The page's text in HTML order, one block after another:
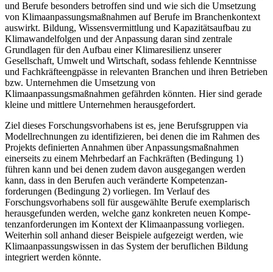
und Berufe besonders betroffen sind und wie sich die Umsetzung
von Klimaanpassungsmaßnahmen auf Berufe im Branchenkontext
auswirkt. Bildung, Wissensvermittlung und Kapazitätsaufbau zu
Klimawan­delfolgen und der Anpassung daran sind zentrale
Grundlagen für den Aufbau einer Klimaresi­lienz unserer
Gesellschaft, Umwelt und Wirtschaft, sodass fehlende Kenntnisse
und Fachkräf­teengpässe in relevanten Branchen und ihren Betrieben
bzw. Unternehmen die Umsetzung von
Klimaanpassungsmaßnahmen gefährden könnten. Hier sind gerade
kleine und mittlere Unter­nehmen herausgefordert.
Ziel dieses Forschungsvorhabens ist es, jene Berufsgruppen via
Modellrechnungen zu identifi­zieren, bei denen die im Rahmen des
Projekts definierten Annahmen über Anpassungsmaßnah­men
einerseits zu einem Mehrbedarf an Fachkräften (Bedingung 1)
führen kann und bei denen zudem davon ausgegangen werden
kann, dass in den Berufen auch veränderte Kompetenzan­
forderungen (Bedingung 2) vorliegen. Im Verlauf des
Forschungsvorhabens soll für ausge­wählte Berufe exemplarisch
herausgefunden werden, welche ganz konkreten neuen Kompe­
tenzanforderungen im Kontext der Klimaanpassung vorliegen.
Weiterhin soll anhand dieser Beispiele aufgezeigt werden, wie
Klimaanpassungswissen in das System der beruflichen Bil­dung
integriert werden könnte.